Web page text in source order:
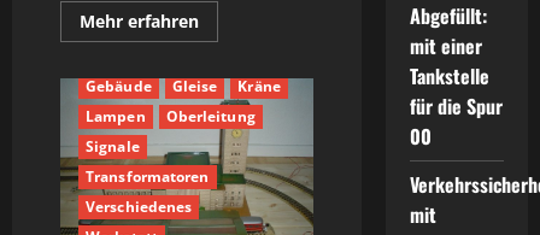
Mehr erfahrenMehr
Informationen
das
Läutewerk
438H
von
1939
30er 40er 50er
Gebäude
Gleise
Kräne
Lampen
Oberleitung
Signale
Transformatoren
Verschiedenes
Abgefüllt:
mit einer
Tankstelle
für die Spur
00
mit